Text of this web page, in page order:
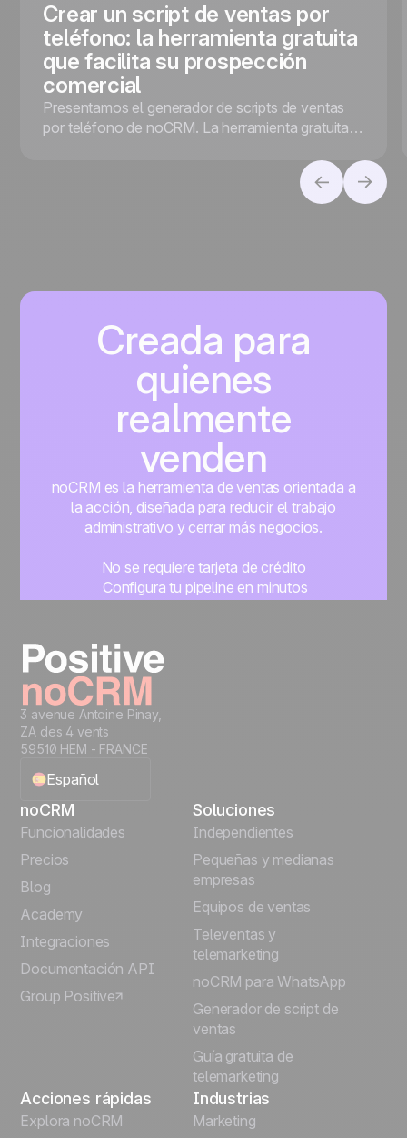
Crear un script de ventas por
teléfono: la herramienta gratuita
que facilita su prospección
comercial
Presentamos el generador de scripts de ventas
por teléfono de noCRM. La herramienta gratuita
Creada para
quienes
realmente
venden
noCRM es la herramienta de ventas orientada a
la acción, diseñada para reducir el trabajo
administrativo y cerrar más negocios.
No se requiere tarjeta de crédito
Configura tu pipeline en minutos
3 avenue Antoine Pinay,
ZA des 4 vents
59510 HEM - FRANCE
Español
English
Português
Italiano
Deutsch
noCRM
Funcionalidades
Precios
Blog
Academy
Integraciones
Documentación API
Group Positive
Soluciones
Independientes
Pequeñas y medianas
empresas
Equipos de ventas
Televentas y
telemarketing
noCRM para WhatsApp
Generador de script de
ventas
Guía gratuita de
telemarketing
Acciones rápidas
Explora noCRM
Industrias
Marketing